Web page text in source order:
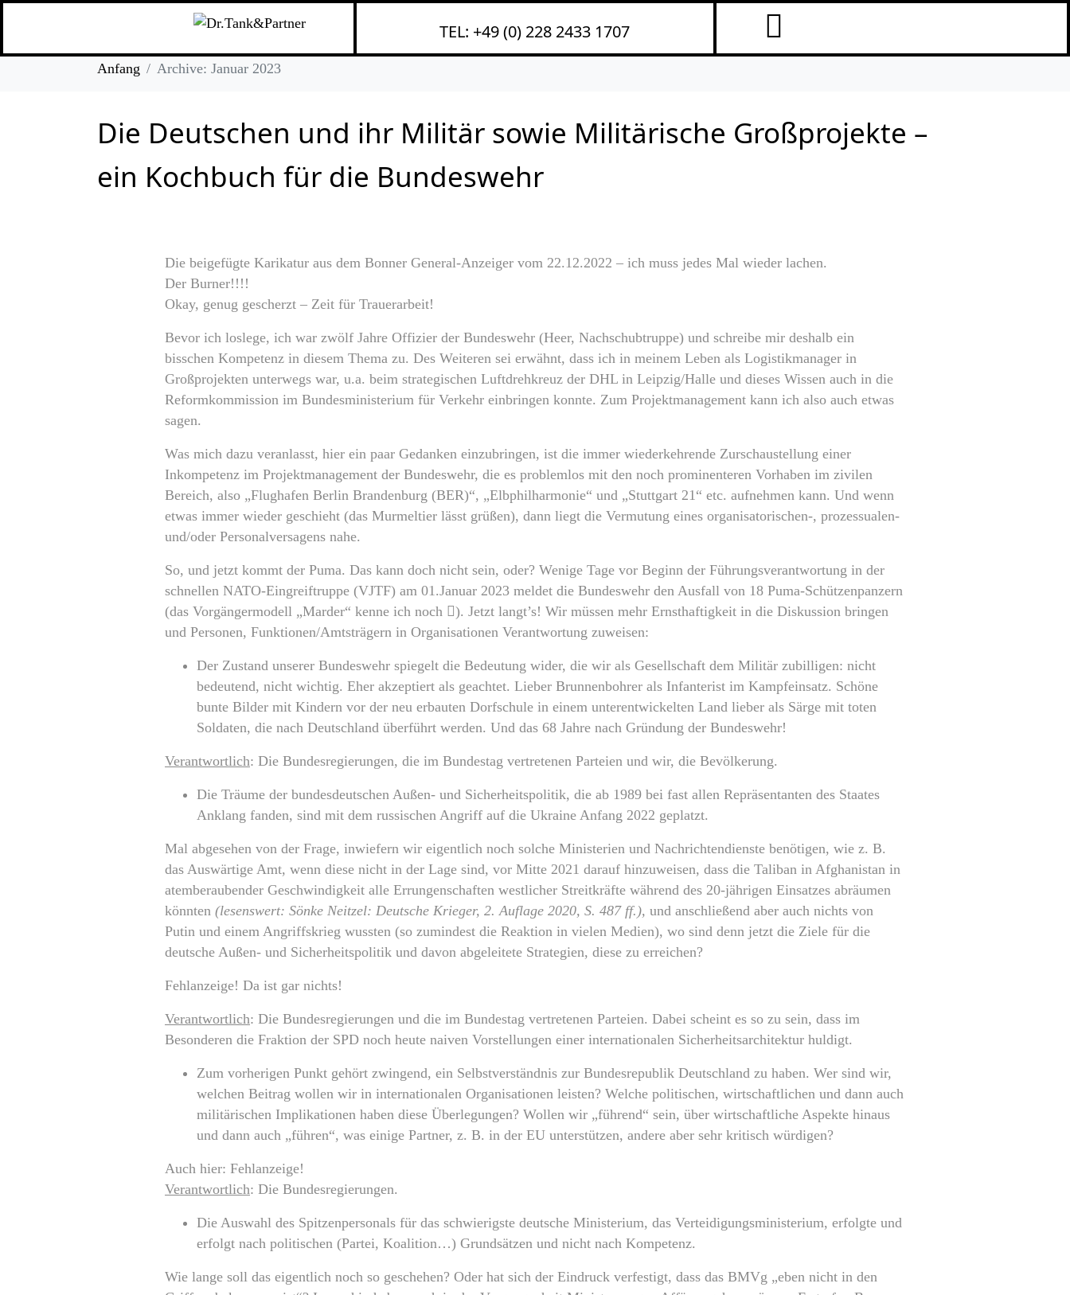
TEL: +49 (0) 228 2433 1707
10. Januar 2023
Anfang Archive: Januar 2023
Die Deutschen und ihr Militär sowie Militärische Großprojekte –
ein Kochbuch für die Bundeswehr
Die beigefügte Karikatur aus dem Bonner General-Anzeiger vom 22.12.2022 – ich muss jedes Mal wieder lachen.
Der Burner!!!!
Okay, genug gescherzt – Zeit für Trauerarbeit!
Bevor ich loslege, ich war zwölf Jahre Offizier der Bundeswehr (Heer, Nachschubtruppe) und schreibe mir deshalb ein
bisschen Kompetenz in diesem Thema zu. Des Weiteren sei erwähnt, dass ich in meinem Leben als Logistikmanager in
Großprojekten unterwegs war, u.a. beim strategischen Luftdrehkreuz der DHL in Leipzig/Halle und dieses Wissen auch in die
Reformkommission im Bundesministerium für Verkehr einbringen konnte. Zum Projektmanagement kann ich also auch etwas
sagen.
Was mich dazu veranlasst, hier ein paar Gedanken einzubringen, ist die immer wiederkehrende Zurschaustellung einer
Inkompetenz im Projektmanagement der Bundeswehr, die es problemlos mit den noch prominenteren Vorhaben im zivilen
Bereich, also „Flughafen Berlin Brandenburg (BER)“, „Elbphilharmonie“ und „Stuttgart 21“ etc. aufnehmen kann. Und wenn
etwas immer wieder geschieht (das Murmeltier lässt grüßen), dann liegt die Vermutung eines organisatorischen-, prozessualen-
und/oder Personalversagens nahe.
So, und jetzt kommt der Puma. Das kann doch nicht sein, oder? Wenige Tage vor Beginn der Führungsverantwortung in der
schnellen NATO-Eingreiftruppe (VJTF) am 01.Januar 2023 meldet die Bundeswehr den Ausfall von 18 Puma-Schützenpanzern
(das Vorgängermodell „Marder“ kenne ich noch ). Jetzt langt’s! Wir müssen mehr Ernsthaftigkeit in die Diskussion bringen
und Personen, Funktionen/Amtsträgern in Organisationen Verantwortung zuweisen:
Der Zustand unserer Bundeswehr spiegelt die Bedeutung wider, die wir als Gesellschaft dem Militär zubilligen: nicht
bedeutend, nicht wichtig. Eher akzeptiert als geachtet. Lieber Brunnenbohrer als Infanterist im Kampfeinsatz. Schöne
bunte Bilder mit Kindern vor der neu erbauten Dorfschule in einem unterentwickelten Land lieber als Särge mit toten
Soldaten, die nach Deutschland überführt werden. Und das 68 Jahre nach Gründung der Bundeswehr!
Verantwortlich: Die Bundesregierungen, die im Bundestag vertretenen Parteien und wir, die Bevölkerung.
Die Träume der bundesdeutschen Außen- und Sicherheitspolitik, die ab 1989 bei fast allen Repräsentanten des Staates
Anklang fanden, sind mit dem russischen Angriff auf die Ukraine Anfang 2022 geplatzt.
Mal abgesehen von der Frage, inwiefern wir eigentlich noch solche Ministerien und Nachrichtendienste benötigen, wie z. B.
das Auswärtige Amt, wenn diese nicht in der Lage sind, vor Mitte 2021 darauf hinzuweisen, dass die Taliban in Afghanistan in
atemberaubender Geschwindigkeit alle Errungenschaften westlicher Streitkräfte während des 20-jährigen Einsatzes abräumen
könnten (lesenswert: Sönke Neitzel: Deutsche Krieger, 2. Auflage 2020, S. 487 ff.), und anschließend aber auch nichts von
Putin und einem Angriffskrieg wussten (so zumindest die Reaktion in vielen Medien), wo sind denn jetzt die Ziele für die
deutsche Außen- und Sicherheitspolitik und davon abgeleitete Strategien, diese zu erreichen?
Fehlanzeige! Da ist gar nichts!
Verantwortlich: Die Bundesregierungen und die im Bundestag vertretenen Parteien. Dabei scheint es so zu sein, dass im
Besonderen die Fraktion der SPD noch heute naiven Vorstellungen einer internationalen Sicherheitsarchitektur huldigt.
Zum vorherigen Punkt gehört zwingend, ein Selbstverständnis zur Bundesrepublik Deutschland zu haben. Wer sind wir,
welchen Beitrag wollen wir in internationalen Organisationen leisten? Welche politischen, wirtschaftlichen und dann auch
militärischen Implikationen haben diese Überlegungen? Wollen wir „führend“ sein, über wirtschaftliche Aspekte hinaus
und dann auch „führen“, was einige Partner, z. B. in der EU unterstützen, andere aber sehr kritisch würdigen?
Auch hier: Fehlanzeige!
Verantwortlich: Die Bundesregierungen.
Die Auswahl des Spitzenpersonals für das schwierigste deutsche Ministerium, das Verteidigungsministerium, erfolgte und
erfolgt nach politischen (Partei, Koalition…) Grundsätzen und nicht nach Kompetenz.
Wie lange soll das eigentlich noch so geschehen? Oder hat sich der Eindruck verfestigt, dass das BMVg „eben nicht in den